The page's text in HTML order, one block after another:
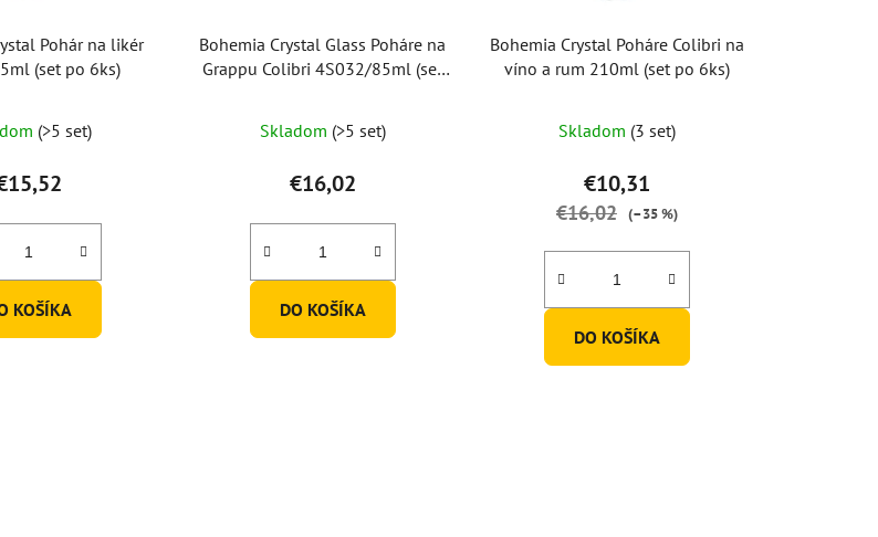
u
k
Pohár na likér
(set po 6ks)
(>5 set)
KOŠÍKA
Bohemia Crystal Glass Poháre na
Grappu Colibri 4S032/85ml (set
Skladom (>5 set)
€16,02
DO KOŠÍKA
Bohemia Crystal Poháre Colibri na
víno a rum 210ml (set po 6ks)
Skladom (3 set)
€10,31
€16,02 (–35 %)
DO KOŠÍKA